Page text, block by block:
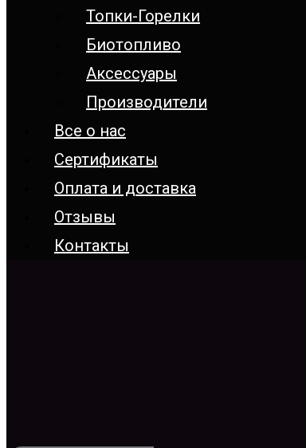
Топки-Горелки
Биотопливо
Аксессуары
Производители
Все о нас
Сертификаты
Оплата и доставка
Отзывы
Контакты